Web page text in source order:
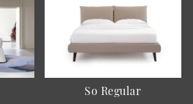
So Regular